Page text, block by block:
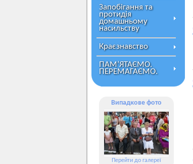
Запобігання та
протидія
домашньому
насильству
Краєзнавство
ПАМ’ЯТАЄМО.
ПЕРЕМАГАЄМО.
Випадкове фото
Перейти до галереї